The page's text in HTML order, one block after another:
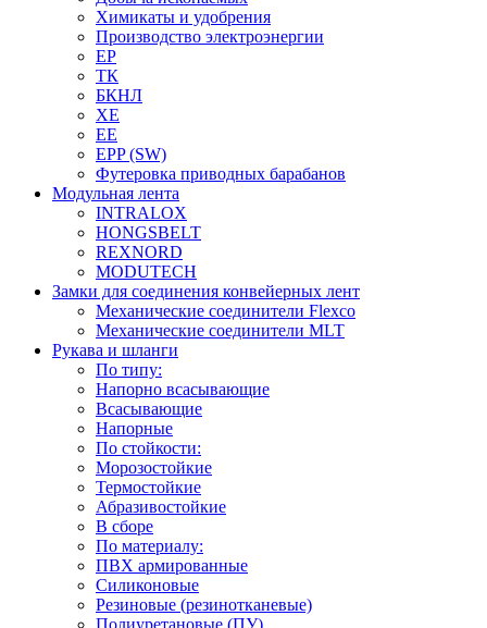
Химикаты и удобрения
Производство электроэнергии
EP
ТК
БКНЛ
XE
EE
EPP (SW)
Футеровка приводных барабанов
Модульная лента
INTRALOX
HONGSBELT
REXNORD
MODUTECH
Замки для соединения конвейерных лент
Механические соединители Flexco
Механические соединители MLT
Рукава и шланги
По типу:
Напорно всасывающие
Всасывающие
Напорные
По стойкости:
Морозостойкие
Термостойкие
Абразивостойкие
В сборе
По материалу:
ПВХ армированные
Силиконовые
Резиновые (резинотканевые)
Полиуретановые (ПУ)